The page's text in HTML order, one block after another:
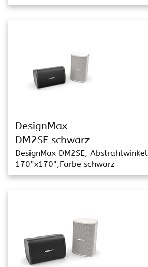
DesignMax
DM2SE schwarz
DesignMax DM2SE,
170°x170°,Farbe schwarz